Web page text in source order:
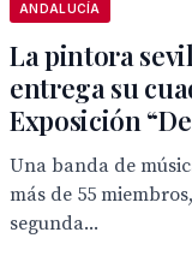
ANDALUCÍA
La pintora
entrega su
Exposición
Una banda de
más de 55
segunda...